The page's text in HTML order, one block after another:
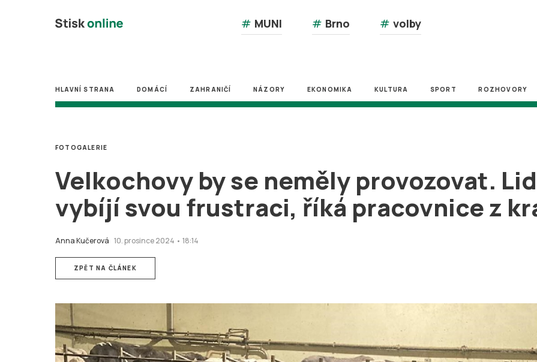
# MUNI # Brno # volby
HLAVNÍ STRANA DOMÁCÍ ZAHRANIČÍ NÁZORY EKONOMIKA KULTURA SPORT ROZHOVORY
Velkochovy by se neměly provozovat.
vybíjí svou frustraci, říká pracovnice z
Anna Kučerová 10. prosince 2024 • 18:14
FOTOGALERIE
ZPĚT NA ČLÁNEK